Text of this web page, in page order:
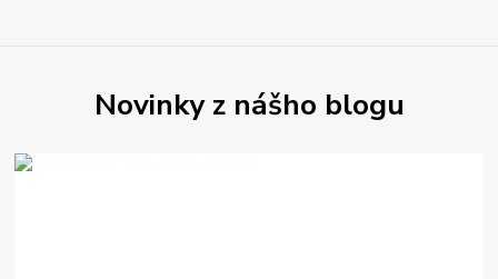
Novinky z nášho blogu